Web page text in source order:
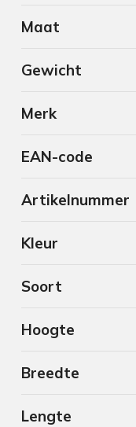
Maat
Gewicht
Merk
EAN-code
Artikelnummer
Kleur
Soort
Hoogte
Breedte
Lengte